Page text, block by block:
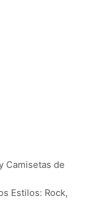
Camisetas de
Estilos: Rock,